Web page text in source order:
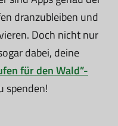
dranzubleiben und
Doch nicht nur
dabei, deine
für den Wald”-
spenden!